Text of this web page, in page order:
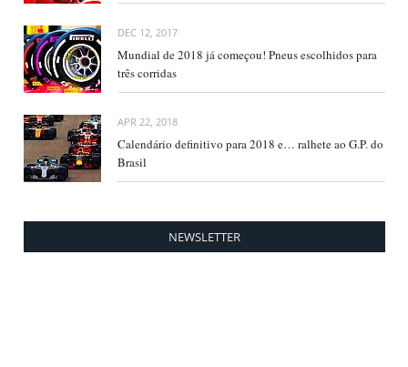
DEC 12, 2017
Mundial de 2018 já começou! Pneus escolhidos para
três corridas
APR 22, 2018
Calendário definitivo para 2018 e… ralhete ao G.P. do
Brasil
NEWSLETTER